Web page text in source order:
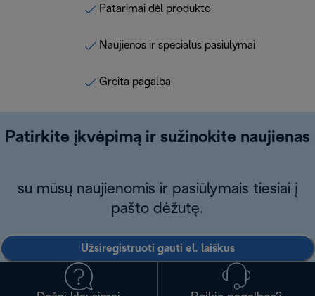
Patarimai dėl produkto
Naujienos ir specialūs pasiūlymai
Greita pagalba
Patirkite įkvėpimą ir sužinokite naujienas
su mūsų naujienomis ir pasiūlymais tiesiai į
pašto dėžutę.
Užsiregistruoti gauti el. laiškus